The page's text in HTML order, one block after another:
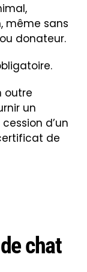
même sans
donateur.
outre
un
d’un
de
chat